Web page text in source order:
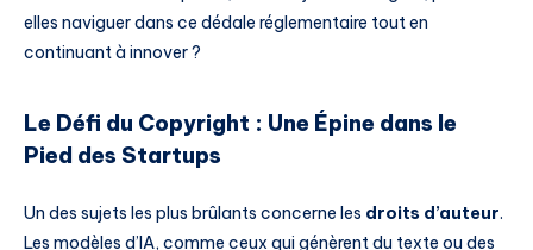
elles naviguer dans ce dédale réglementaire tout en
continuant à innover ?
Le Défi du Copyright : Une Épine dans le
Pied des Startups
Un des sujets les plus brûlants concerne les droits d’auteur.
Les modèles d’IA, comme ceux qui génèrent du texte ou des